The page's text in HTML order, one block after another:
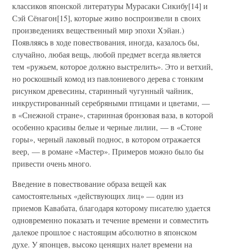
классиков японской литературы Мурасаки Сикибу[14] и
Сэй Сёнагон[15], которые живо воспроизвели в своих
произведениях вещественный мир эпохи Хэйан.)
Появляясь в ходе повествования, иногда, казалось бы,
случайно, любая вещь, любой предмет всегда является
тем «ружьем, которое должно выстрелить». Это и ветхий,
но роскошный комод из павлониевого дерева с тонким
рисунком древесины, старинный чугунный чайник,
инкрустированный серебряными птицами и цветами, —
в «Снежной стране», старинная бронзовая ваза, в которой
особенно красивы белые и черные лилии, — в «Стоне
горы», черный лаковый поднос, в котором отражается
веер, — в романе «Мастер». Примеров можно было бы
привести очень много.
Введение в повествование образа вещей как
самостоятельных «действующих лиц» — один из
приемов Кавабата, благодаря которому писателю удается
одновременно показать и течение времени и совместить
далекое прошлое с настоящим абсолютно в японском
духе. У японцев, высоко ценящих налет времени на